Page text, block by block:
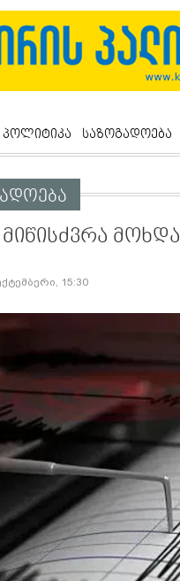
პოლიტიკა საზოგადოება
მოხდა
15:30